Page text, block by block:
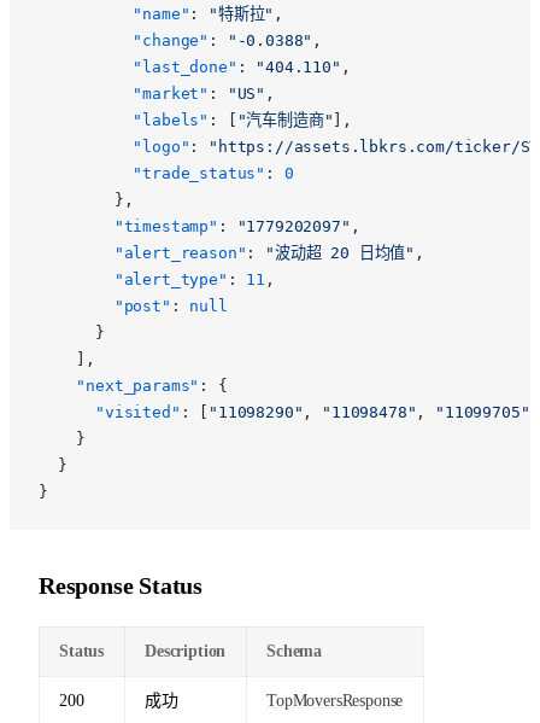
          "name"
: "特斯拉" ,
          "change"
: "-0.0388" ,
          "last_done"
: "404.110" ,
          "market"
: "US" ,
          "labels"
: [ "汽车制造商" ],
          "logo"
:
"https://assets.lbkrs.com/ticker/ST/
          "trade_status"
: 0
        },
        "timestamp"
: "1779202097" ,
        "alert_reason"
: "波动超 20 日均值" ,
        "alert_type"
: 11 ,
        "post"
: null
      }
    ],
    "next_params"
: {
      "visited"
: [ "11098290" , "11098478" , "11099705"
    }
  }
}
Response Status
Status Description Schema
200 成功 TopMoversResponse